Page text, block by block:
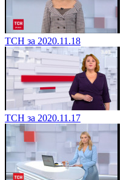
ТСН за 2020.11.18
ТСН за 2020.11.17